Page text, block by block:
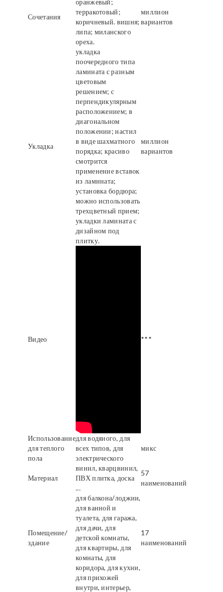
Сочетания
оранжевый;
терракотовый;
коричневый. вишня;
липа; миланского
ореха.
миллион
вариантов
Укладка
укладка
поочередного типа
ламината с разным
цветовым
решением; с
перпендикулярным
расположением; в
диагональном
положении; настил
в виде шахматного
порядка; красиво
смотрится
применение вставок
из ламината;
установка бордюра;
можно использовать
трехцветный прием;
укладки ламината с
дизайном под
плитку.
миллион
вариантов
Видео ***
Использование
для теплого
пола
для водяного, для
всех типов, для
электрического
микс
Материал
винил, кварцвинил,
ПВХ плитка, доска
...
57
наименований
Помещение/
здание
для балкона/лоджии,
для ванной и
туалета, для гаража,
для дачи, для
детской комнаты,
для квартиры, для
комнаты, для
коридора, для кухни,
для прихожей
17
наименований
внутри, интерьер,